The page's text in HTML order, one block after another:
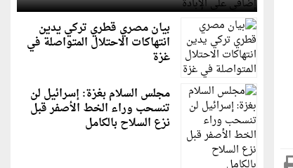
بيان مصري قطري تركي يدين
انتهاكات الاحتلال المتواصلة في
غزة
مجلس السلام بغزة: إسرائيل لن
تنسحب وراء الخط الأصفر قبل
نزع السلاح بالكامل